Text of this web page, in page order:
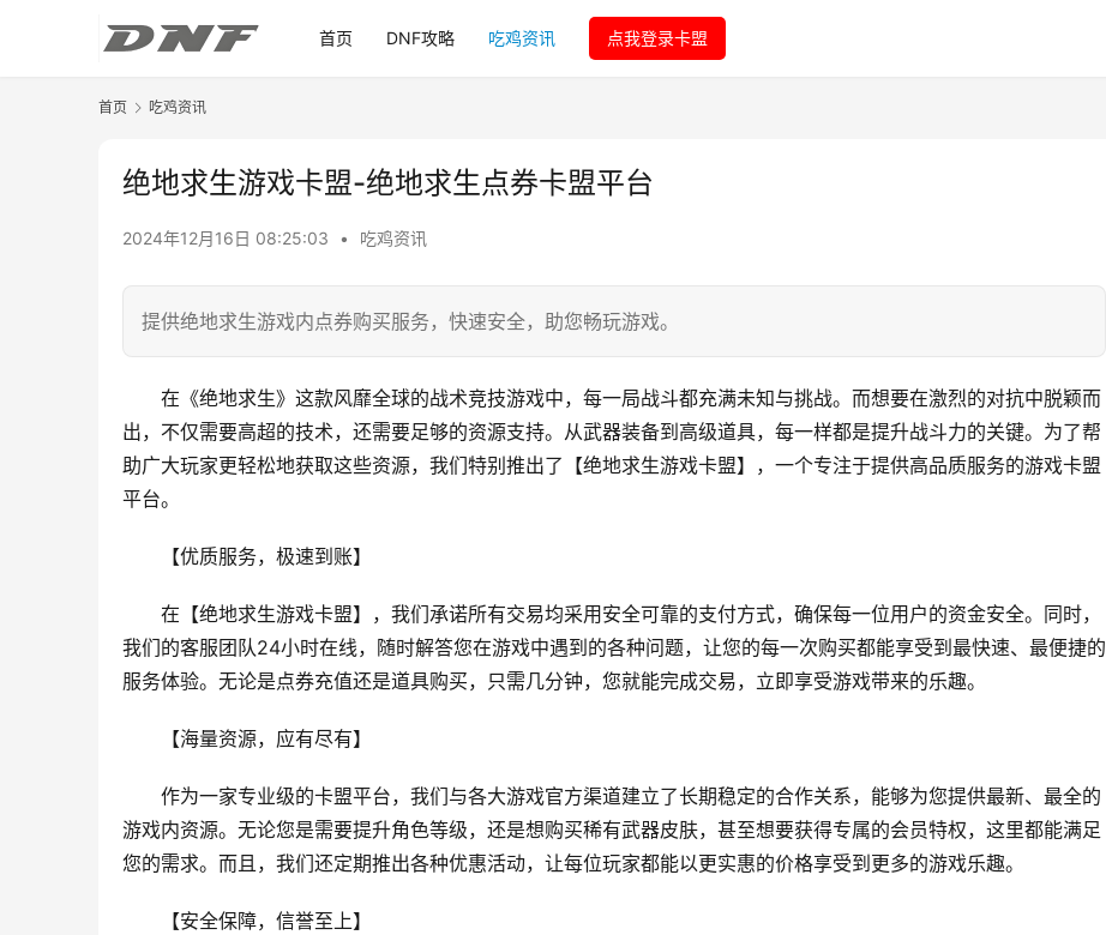
首页 DNF攻略 吃鸡资讯 点我登录卡盟
首页 吃鸡资讯
绝地求生游戏卡盟-绝地求生点券卡盟平台
2024年12月16日 08:25:03 • 吃鸡资讯
提供绝地求生游戏内点券购买服务，快速安全，助您畅玩游戏。
在《绝地求生》这款风靡全球的战术竞技游戏中，每一局战斗都充满未知与挑战。而想要在激烈的对抗中脱颖而
出，不仅需要高超的技术，还需要足够的资源支持。从武器装备到高级道具，每一样都是提升战斗力的关键。为了帮
助广大玩家更轻松地获取这些资源，我们特别推出了【绝地求生游戏卡盟】，一个专注于提供高品质服务的游戏卡盟
平台。
【优质服务，极速到账】
在【绝地求生游戏卡盟】，我们承诺所有交易均采用安全可靠的支付方式，确保每一位用户的资金安全。同时，
我们的客服团队24小时在线，随时解答您在游戏中遇到的各种问题，让您的每一次购买都能享受到最快速、最便捷的
服务体验。无论是点券充值还是道具购买，只需几分钟，您就能完成交易，立即享受游戏带来的乐趣。
【海量资源，应有尽有】
作为一家专业级的卡盟平台，我们与各大游戏官方渠道建立了长期稳定的合作关系，能够为您提供最新、最全的
游戏内资源。无论您是需要提升角色等级，还是想购买稀有武器皮肤，甚至想要获得专属的会员特权，这里都能满足
您的需求。而且，我们还定期推出各种优惠活动，让每位玩家都能以更实惠的价格享受到更多的游戏乐趣。
【安全保障，信誉至上】